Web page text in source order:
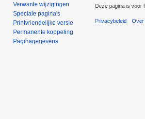
Verwante wijzigingen
Speciale pagina's
Printvriendelijke versie
Permanente koppeling
Paginagegevens
Deze pagina is voor
Privacybeleid Over